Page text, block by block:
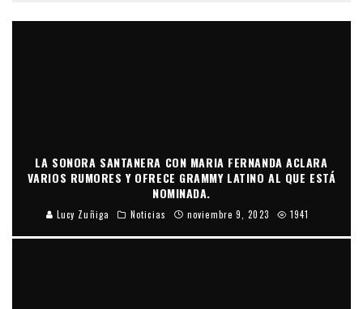
LA SONORA SANTANERA CON MARIA FERNANDA ACLARA
VARIOS RUMORES Y OFRECE GRAMMY LATINO AL QUE ESTÁ
NOMINADA.
Lucy Zuñiga Noticias noviembre 9, 2023 1941